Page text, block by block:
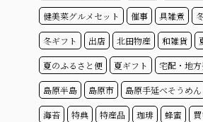
健美菜グルメセット 催事 具雑煮
冬ギフト 出店 北田物産 和雑貨
夏のふるさと便 夏ギフト 宅配・地
島原半島 島原市 島原手延べそうめん
海苔 特典 特産品 珈琲 蜂蜜